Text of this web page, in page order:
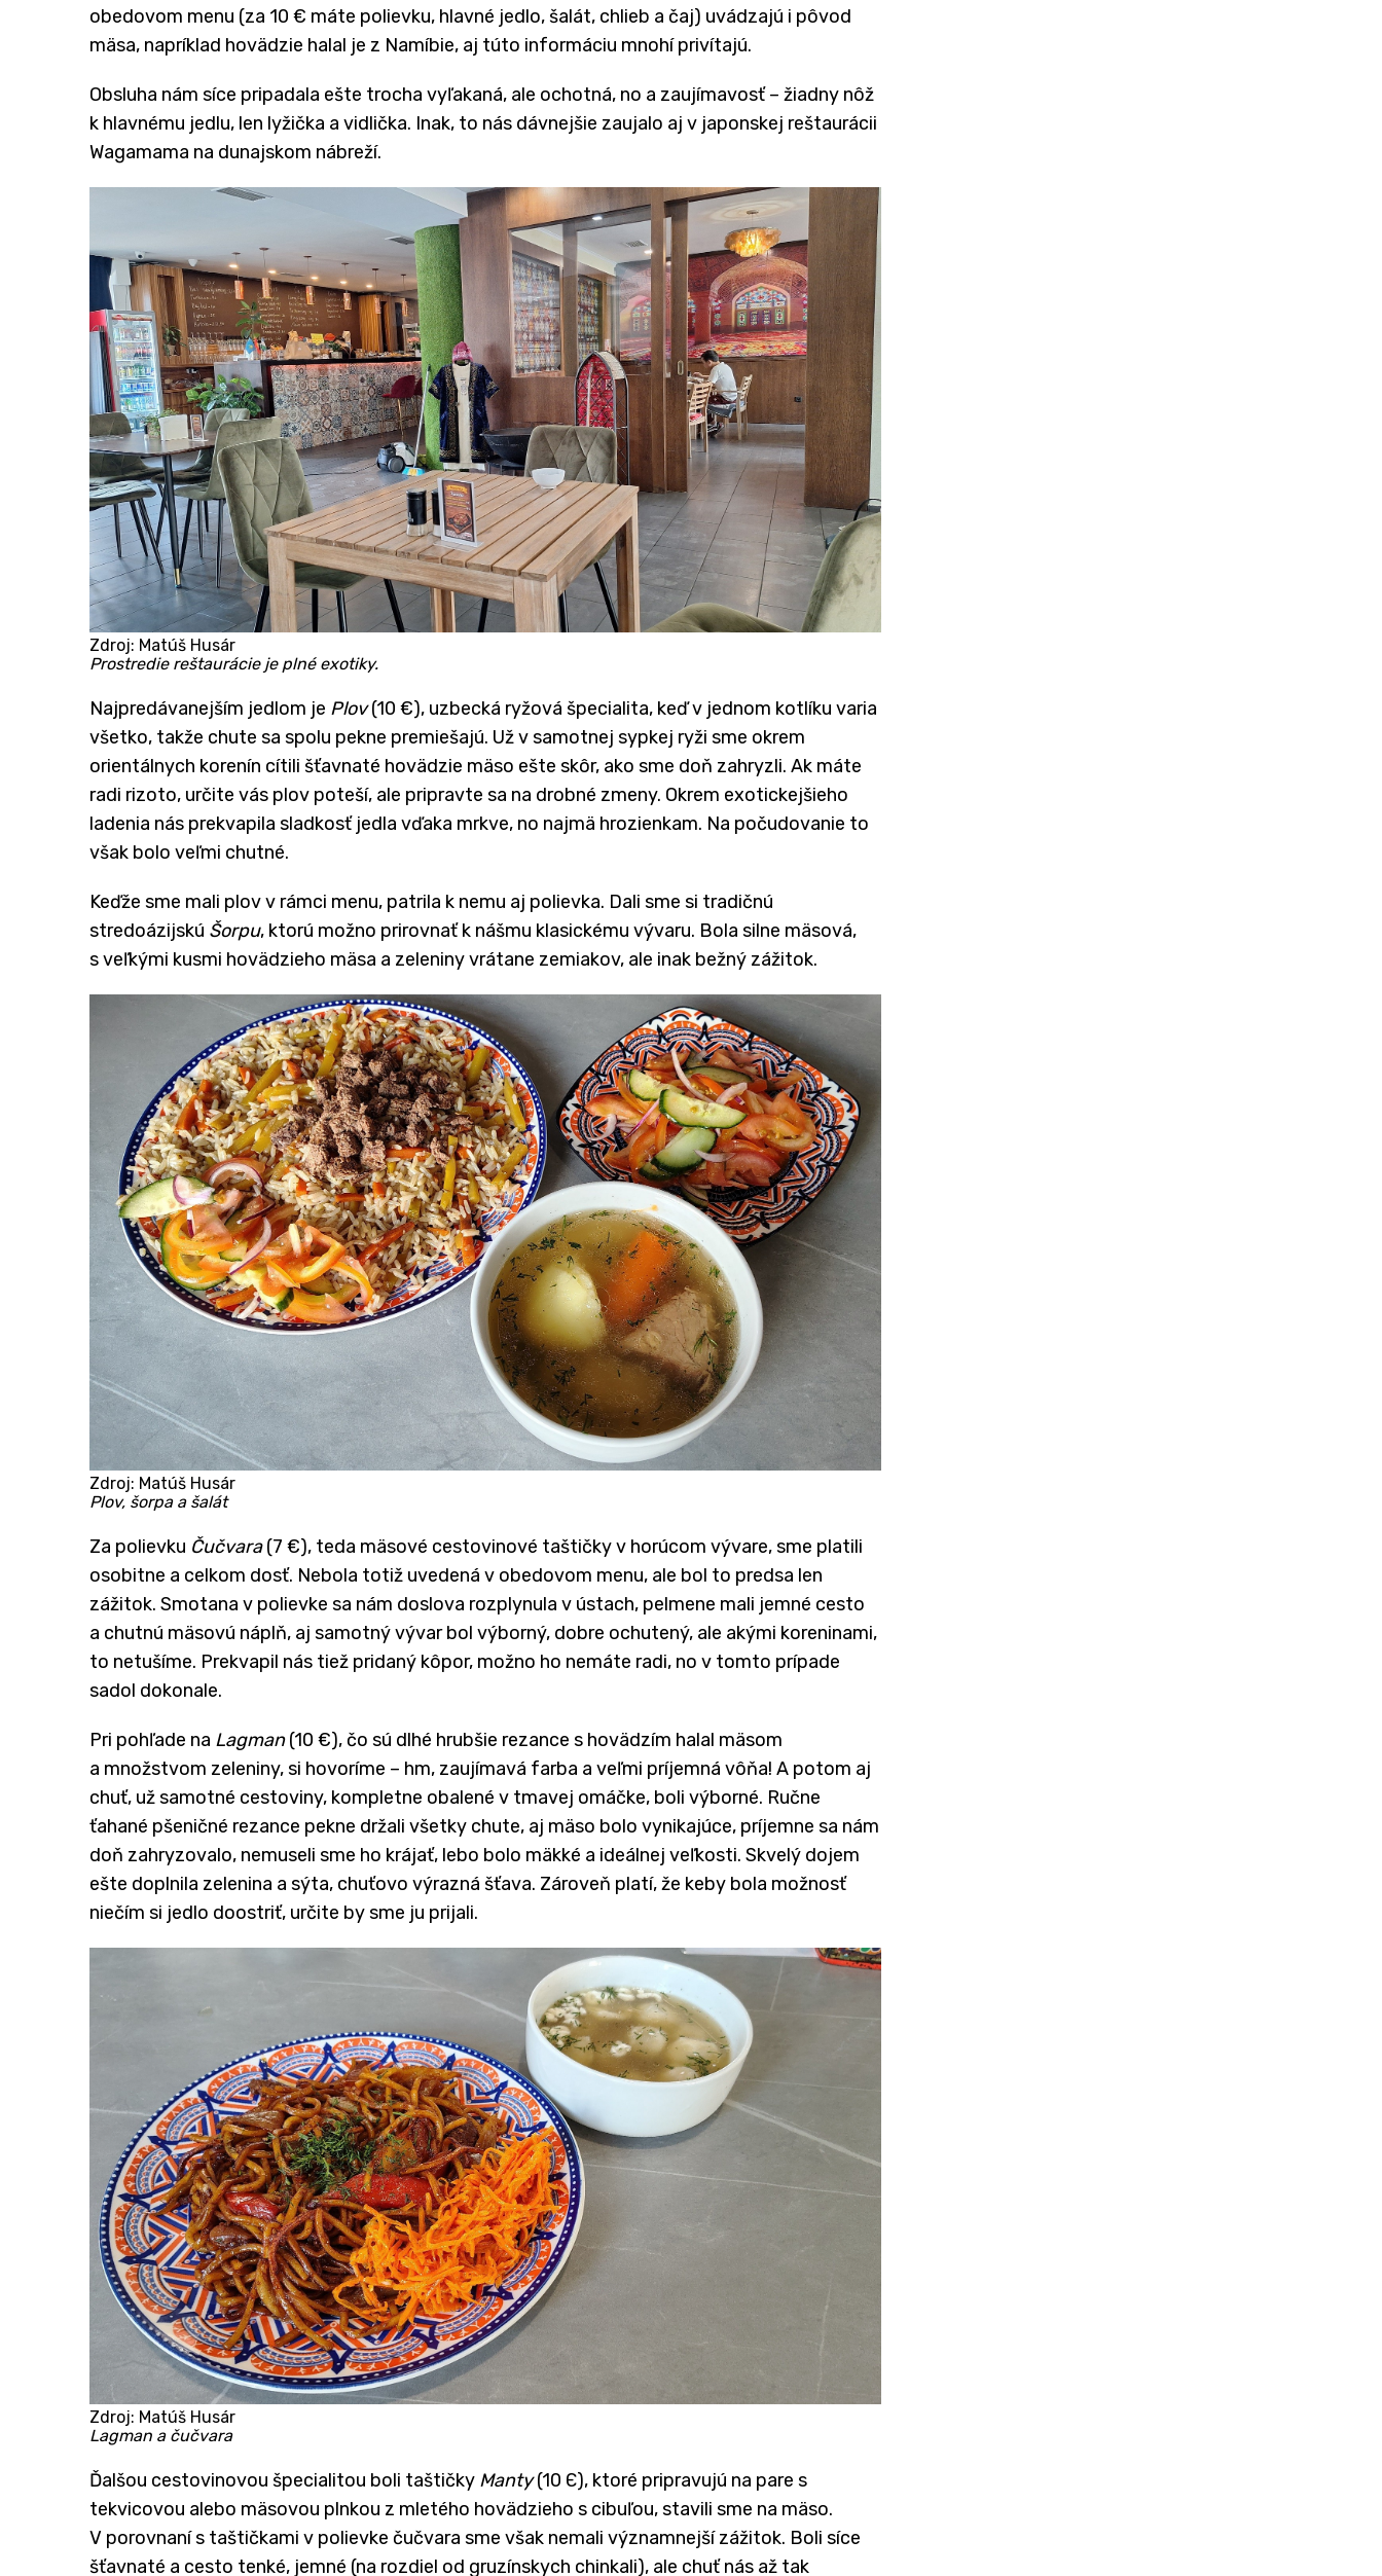
obedovom menu (za 10 € máte polievku, hlavné jedlo, šalát, chlieb a čaj) uvádzajú i pôvod
mäsa, napríklad hovädzie halal je z Namíbie, aj túto informáciu mnohí privítajú.
Obsluha nám síce pripadala ešte trocha vyľakaná, ale ochotná, no a zaujímavosť – žiadny nôž
k hlavnému jedlu, len lyžička a vidlička. Inak, to nás dávnejšie zaujalo aj v japonskej reštaurácii
Wagamama na dunajskom nábreží.
Zdroj: Matúš Husár
Prostredie reštaurácie je plné exotiky.
​Najpredávanejším jedlom je Plov(10 €), uzbecká ryžová špecialita, keď v jednom kotlíku varia
všetko, takže chute sa spolu pekne premiešajú. Už v samotnej sypkej ryži sme okrem
orientálnych korenín cítili šťavnaté hovädzie mäso ešte skôr, ako sme doň zahryzli. Ak máte
radi rizoto, určite vás plov poteší, ale pripravte sa na drobné zmeny. Okrem exotickejšieho
ladenia nás prekvapila sladkosť jedla vďaka mrkve, no najmä hrozienkam. Na počudovanie to
však bolo veľmi chutné.
Keďže sme mali plov v rámci menu, patrila k nemu aj polievka. Dali sme si tradičnú
stredoázijskú Šorpu, ktorú možno prirovnať k nášmu klasickému vývaru. Bola silne mäsová,
s veľkými kusmi hovädzieho mäsa a zeleniny vrátane zemiakov, ale inak bežný zážitok.
Zdroj: Matúš Husár
Plov, šorpa a šalát
​Za polievku Čučvara(7 €), teda mäsové cestovinové taštičky v horúcom vývare, sme platili
osobitne a celkom dosť. Nebola totiž uvedená v obedovom menu, ale bol to predsa len
zážitok. Smotana v polievke sa nám doslova rozplynula v ústach, pelmene mali jemné cesto
a chutnú mäsovú náplň, aj samotný vývar bol výborný, dobre ochutený, ale akými koreninami,
to netušíme. Prekvapil nás tiež pridaný kôpor, možno ho nemáte radi, no v tomto prípade
sadol dokonale.
Pri pohľade na Lagman(10 €), čo sú dlhé hrubšie rezance s hovädzím halal mäsom
a množstvom zeleniny, si hovoríme – hm, zaujímavá farba a veľmi príjemná vôňa! A potom aj
chuť, už samotné cestoviny, kompletne obalené v tmavej omáčke, boli výborné. Ručne
ťahané pšeničné rezance pekne držali všetky chute, aj mäso bolo vynikajúce, príjemne sa nám
doň zahryzovalo, nemuseli sme ho krájať, lebo bolo mäkké a ideálnej veľkosti. Skvelý dojem
ešte doplnila zelenina a sýta, chuťovo výrazná šťava. Zároveň platí, že keby bola možnosť
niečím si jedlo doostriť, určite by sme ju prijali.
Zdroj: Matúš Husár
Lagman a čučvara
​Ďalšou cestovinovou špecialitou boli taštičky Manty(10 Є), ktoré pripravujú na pare s
tekvicovou alebo mäsovou plnkou z mletého hovädzieho s cibuľou, stavili sme na mäso.
V porovnaní s taštičkami v polievke čučvara sme však nemali významnejší zážitok. Boli síce
šťavnaté a cesto tenké, jemné (na rozdiel od gruzínskych chinkali), ale chuť nás až tak